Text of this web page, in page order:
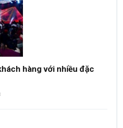
hàng với nhiều đặc